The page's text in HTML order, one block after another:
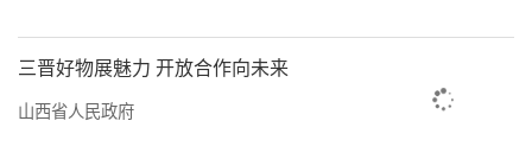
去年以来，省委、省政府高度重视“两
新”工作，制定了《山西省推动大规模设备更
三晋好物展魅力 开放合作向未来
山西省人民政府